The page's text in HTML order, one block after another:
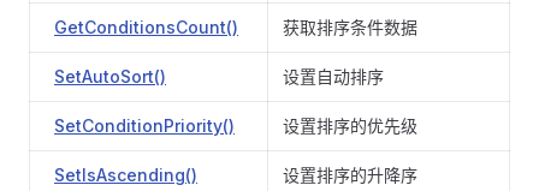
GetConditionsCount() 获取排序条件数据
SetAutoSort() 设置自动排序
SetConditionPriority() 设置排序的优先级
SetIsAscending() 设置排序的升降序